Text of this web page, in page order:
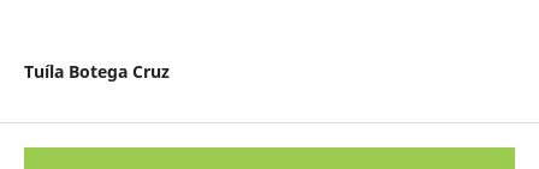
Tuíla Botega Cruz